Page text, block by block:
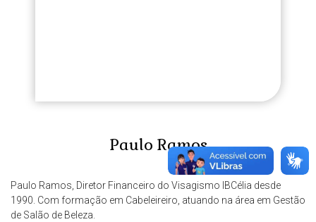
Paulo Ramos
Paulo Ramos, Diretor Financeiro do Visagismo IBCélia desde
1990. Com formação em Cabeleireiro, atuando na área em Gestão
de Salão de Beleza.